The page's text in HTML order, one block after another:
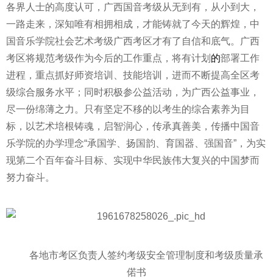
各界人士的高度认可，广西国音考级从无到有，从小到大，
一路走来，深知唯有相拥相成，才能铸就了今天的辉煌，中
国音乐学院社会艺术考级广西考区才有了自信和底气。广西
考区将规范考级作为今后的工作重点，将有计划 的部署工作
进程，重点抓好师资培训、技能培训，进而不断提高全区考
级综合服务水平 ；同时积极参公益活动，为广西公益事业，
尽一份绵薄之力。只有坚定不移的以考生的综合素养为目
标，以艺术培根铸魂，启智润心，传承真善美，传播中国音
乐学院的办学理念“承国学、扬国韵、育国器、强国音”，为实
现第二个百年奋斗目标、实现中华民族伟大复兴的中国梦而
努力奋斗。
各地市考区负责人签约考级安全管理制度和考级质量承
偌书